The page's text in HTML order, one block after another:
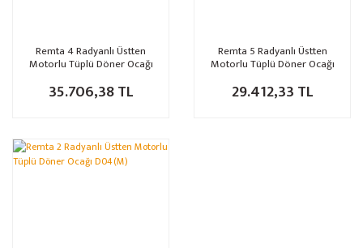
Remta 4 Radyanlı Üstten
Motorlu Tüplü Döner Ocağı
35.706,38 TL
Remta 5 Radyanlı Üstten
Motorlu Tüplü Döner Ocağı
29.412,33 TL